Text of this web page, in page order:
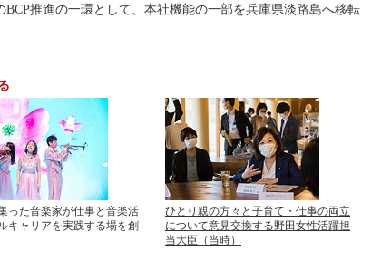
BCP推進の一環として、本社機能の一部を兵庫県淡路島へ移転
った音楽家が仕事と音楽活
キャリアを実践する場を創
ひとり親の方々と子育て・仕事の両立
について意見交換する野田女性活躍担
当大臣（当時）